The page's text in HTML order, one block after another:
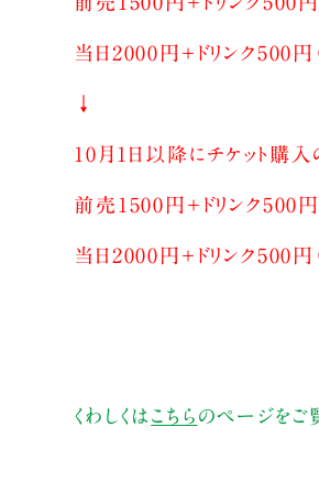
当日2000円＋ドリンク500
↓
10月1日以降にチケット購
前売1500円＋ドリンク500
当日2000円＋ドリンク500
くわしくは こちら のページをご